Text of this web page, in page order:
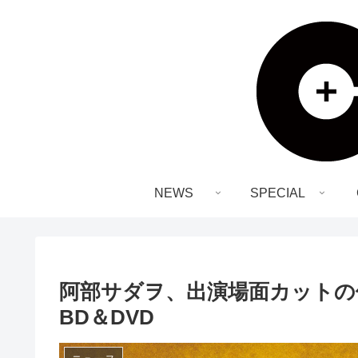
NEWS SPECIAL
阿部サダヲ、出演場面カット
BD＆DVD